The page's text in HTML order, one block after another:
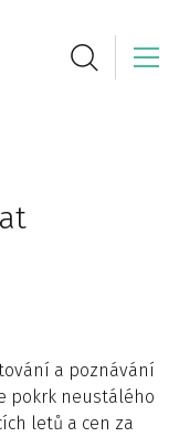
a poznávání
pokrk neustálého
letů a cen za